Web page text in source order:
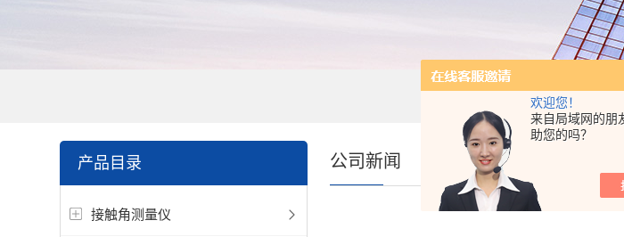
欢迎您！
来自局域网的朋
助您的吗？
产品目录
接触角测量仪
公司新闻